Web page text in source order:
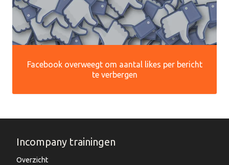
Facebook overweegt om aantal likes per bericht
te verbergen
Incompany trainingen
Overzicht